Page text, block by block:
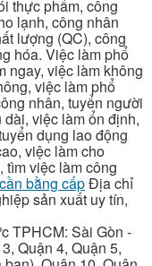
thực phẩm, công
lạnh, công nhân
lượng (QC), công
hóa. Việc làm phổ
ngay, việc làm không
việc làm phổ
nhân, tuyển người
việc làm ổn định,
dụng lao động
việc làm cho
tìm việc làm công
bằng cấpĐịa chỉ
sản xuất uy tín,
TPHCM: Sài Gòn -
Quận 4, Quận 5,